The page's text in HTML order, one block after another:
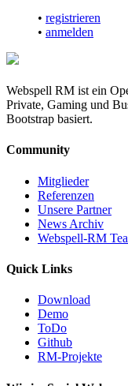
• registrieren
• anmelden
Webspell RM ist ein
Private, Gaming und
Bootstrap basiert.
Community
Mitglieder
Referenzen
Unsere Partner
News Archiv
Webspell-RM
Quick Links
Download
Demo
ToDo
Github
RM-Projekte